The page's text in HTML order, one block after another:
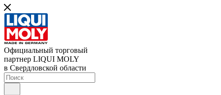
Официальный торговый
партнер LIQUI MOLY
в Свердловской области